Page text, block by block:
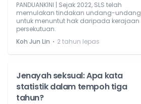
PANDUANKINI | Sejak 2022, SLS telah
memulakan tindakan undang-undang
untuk menuntut hak daripada kerajaan
persekutuan.
Koh Jun Lin ⋅ 2 tahun lepas
Jenayah seksual: Apa kata
statistik dalam tempoh tiga
tahun?